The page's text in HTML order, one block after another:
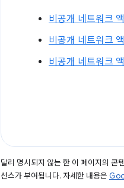
비공개 네트워크
비공개 네트워크
비공개 네트워크
달리 명시되지 않는 한 이 페이지의 콘
선스가 부여됩니다. 자세한 내용은